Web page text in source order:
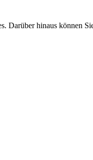
Darüber hinaus können